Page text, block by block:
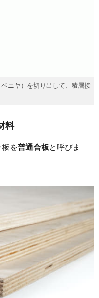
ニヤ）を切り出して、積層接
料
を普通合板と呼びま